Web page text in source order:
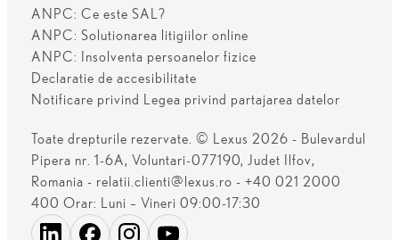
ANPC: Ce este SAL?
ANPC: Solutionarea litigiilor online
ANPC: Insolventa persoanelor fizice
Declaratie de accesibilitate
Notificare privind Legea privind partajarea datelor
Toate drepturile rezervate. © Lexus 2026 - Bulevardul
Pipera nr. 1-6A, Voluntari-077190, Judet Ilfov,
Romania - relatii.clienti@lexus.ro - +40 021 2000
400 Orar: Luni – Vineri 09:00-17:30